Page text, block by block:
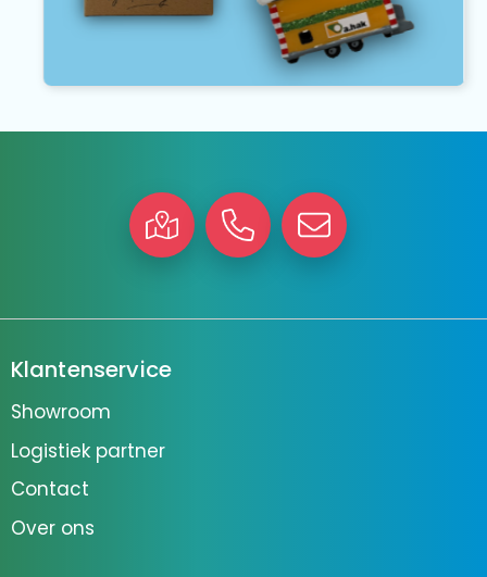
Klantenservice
Showroom
Logistiek partner
Contact
Over ons